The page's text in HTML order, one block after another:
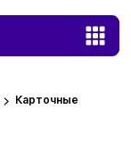
Карточные